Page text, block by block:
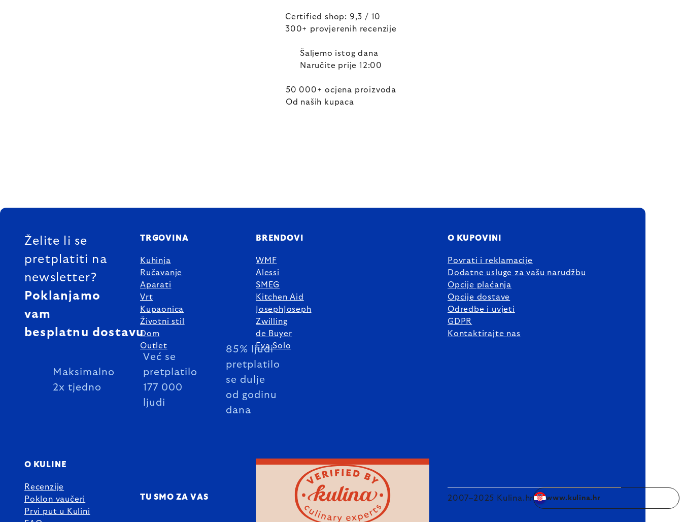
Certified shop: 9,3 / 10
300+ provjerenih recenzije
Šaljemo istog dana
Naručite prije 12:00
50 000+ ocjena proizvoda
Od naših kupaca
FOOTER
Želite li se
pretplatiti na
newsletter?
Poklanjamo
vam
besplatnu dostavu
Maksimalno
2x tjedno
Već se
pretplatilo
177 000
ljudi
85% ljudi
pretplatilo
se dulje
od godinu
dana
TRGOVINA
Kuhinja
Ručavanje
Aparati
Vrt
Kupaonica
Životni stil
Dom
Outlet
BRENDOVI
WMF
Alessi
SMEG
Kitchen Aid
JosephJoseph
Zwilling
de Buyer
Eva Solo
O KUPOVINI
Povrati i reklamacije
Dodatne usluge za vašu narudžbu
Opcije plaćanja
Opcije dostave
Odredbe i uvjeti
GDPR
Kontaktirajte nas
O KULINE
Recenzije
Poklon vaučeri
Prvi put u Kulini
TU SMO ZA VAS 2007–2025 Kulina.hr www.kulina.hr